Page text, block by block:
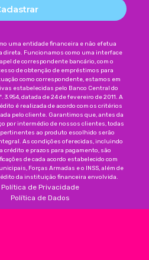
uma entidade financeira e não efetua
direta. Funcionamos como uma interface
de correspondente bancário, com o
de obtenção de empréstimos para
como correspondente, estamos em
estabelecidas pelo Banco Central do
datada de 24 de fevereiro de 2011. A
é realizada de acordo com os critérios
pelo cliente. Garantimos que, antes da
por intermédio de nossos clientes, todas
ao produto escolhido serão
As condições oferecidas, incluindo
crédito e prazos para pagamento, são
de cada acordo estabelecido com
Forças Armadas e o INSS, além de
da instituição financeira envolvida.
Política de Privacidade
Política de Dados